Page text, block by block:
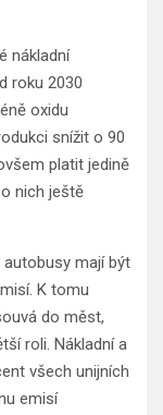
nákladní
roku 2030
oxidu
snížit o 90
platit jedině
nich ještě
mají být
K tomu
do měst,
roli. Nákladní a
všech unijních
emisí